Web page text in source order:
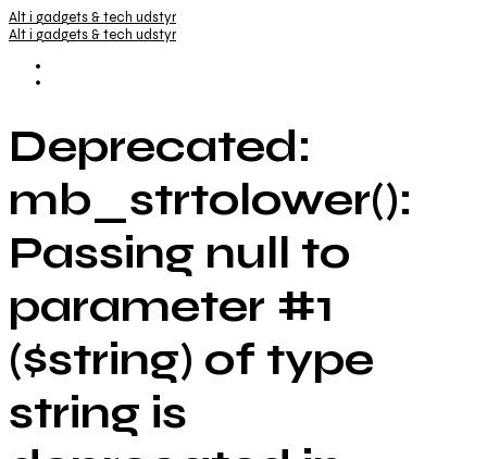
Alt i gadgets & tech udstyr
Alt i gadgets & tech udstyr
Deprecated:
mb_strtolower():
Passing null to
parameter #1
($string) of type
string is